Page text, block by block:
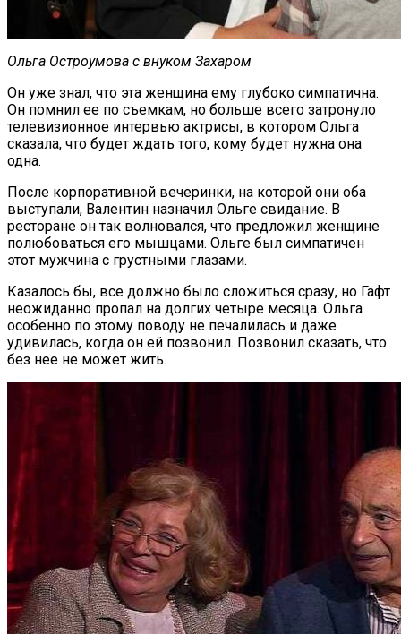
Ольга Остроумова с внуком Захаром
Он уже знал, что эта женщина ему глубоко симпатична.
Он помнил ее по съемкам, но больше всего затронуло
телевизионное интервью актрисы, в котором Ольга
сказала, что будет ждать того, кому будет нужна она
одна.
После корпоративной вечеринки, на которой они оба
выступали, Валентин назначил Ольге свидание. В
ресторане он так волновался, что предложил женщине
полюбоваться его мышцами. Ольге был симпатичен
этот мужчина с грустными глазами.
Казалось бы, все должно было сложиться сразу, но Гафт
неожиданно пропал на долгих четыре месяца. Ольга
особенно по этому поводу не печалилась и даже
удивилась, когда он ей позвонил. Позвонил сказать, что
без нее не может жить.